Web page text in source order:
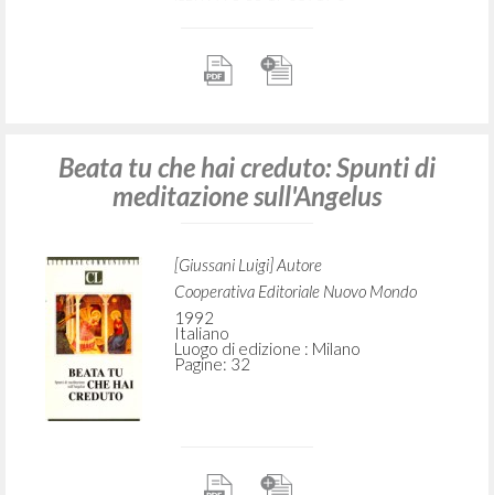
Beata tu che hai creduto: Spunti di
meditazione sull'Angelus
[Giussani Luigi] Autore
Cooperativa Editoriale Nuovo Mondo
1992
Italiano
Luogo di edizione : Milano
Pagine: 32